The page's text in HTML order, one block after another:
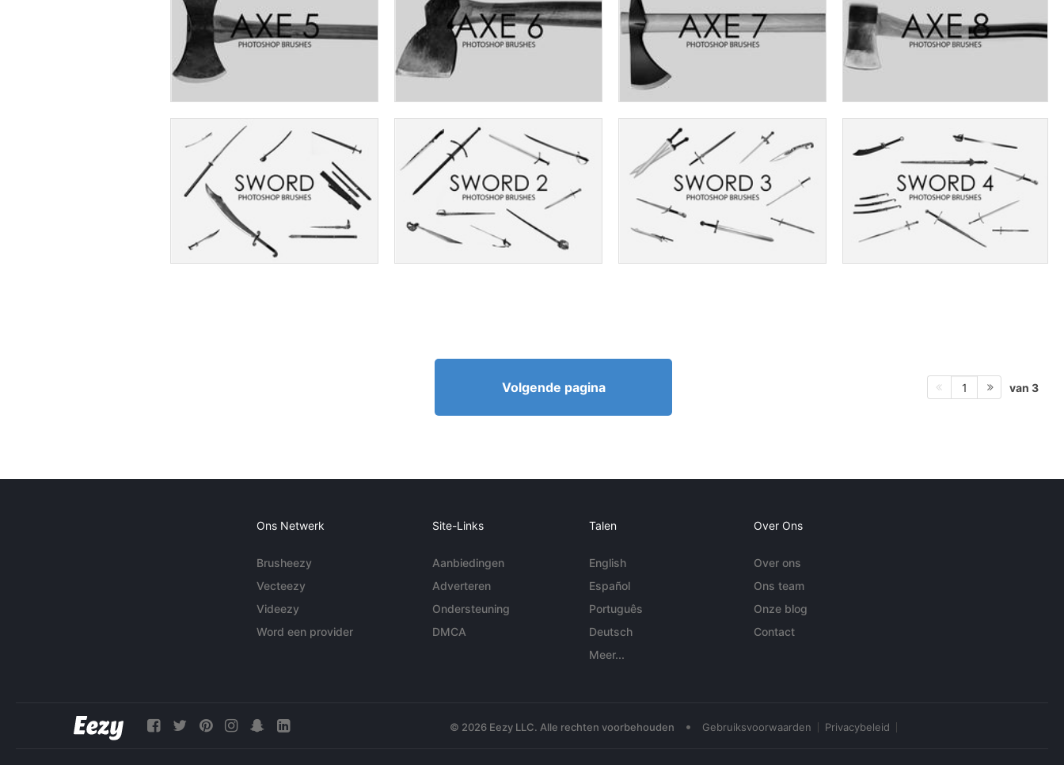
Volgende pagina 1 van 3
Ons Netwerk
Brusheezy
Vecteezy
Videezy
Word een provider
Site-Links
Aanbiedingen
Adverteren
Ondersteuning
DMCA
Talen
English
Español
Português
Deutsch
Meer...
Over Ons
Over ons
Ons team
Onze blog
Contact
© 2026 Eezy LLC. Alle rechten voorbehouden • Gebruiksvoorwaarden Privacybeleid